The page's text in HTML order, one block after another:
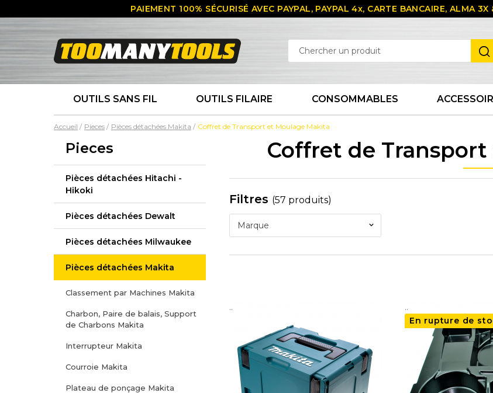
PAIEMENT 100% SÉCURISÉ AVEC PAYPAL, PAYPAL 4x, CARTE BANCAIRE, ALMA
OUTILS SANS FIL OUTILS FILAIRE CONSOMMABLES
Accueil Pieces Pièces détachées Makita Coffret de Transport et Moulage Makita
Pieces
Pièces détachées Hitachi -
Hikoki
Pièces détachées Dewalt
Pièces détachées Milwaukee
Pièces détachées Makita
Classement par Machines Makita
Charbon, Paire de balais, Support
de Charbons Makita
Interrupteur Makita
Courroie Makita
Plateau de ponçage Makita
Coffret de
Filtres (57 produits)
Marque
..
..
En rupture de